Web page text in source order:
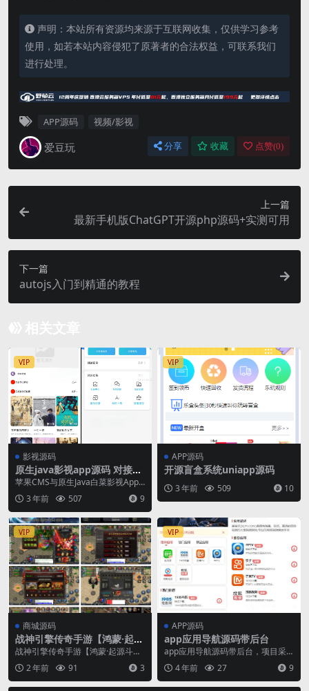
声明：本站所有资源均来源于互联网收集，仅供学习参考
使用，如若本站内容侵犯了原著者的合法权益，可联系我们
进行处理。
APP源码 视频/影视
爱豆玩 分享 收藏 点赞(0)
上一篇
最新手机版ChatGPT开源php源码+实测可用
下一篇
autojs入门到精通的教程
VIP
影视源码
原生java影视app源码 对接苹
果cms
苹果CMS与原生Java白菜影视App
源码是一款功能强大的影视应用程
序， 支持画...
3 年前 507 9
VIP
APP源码
开源盲盒系统uniapp源码
3 年前 509 10
VIP
商城源码
战神引擎传奇手游【鸿蒙·起源
斗罗冰雪单职业第三版】最新
整理Win一键服务端+GM后台
+安卓苹果双端+详细搭建教程
+视频教程
战神引擎传奇手游【鸿蒙·起源斗罗
冰雪单职业第三版】最新整理Win
一键服务端+GM...
2 年前 91 3
VIP
APP源码
app应用导航源码带后台
app应用导航源码带后台，项目采
用前后端分离模式（vue+express+
mys...4 年前 27 9